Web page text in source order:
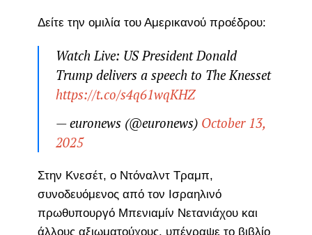
Δείτε την ομιλία του Αμερικανού προέδρου:
Watch Live: US President Donald
Trump delivers a speech to The Knesset
https://t.co/s4q61wqKHZ
— euronews (@euronews) October 13,
2025
Στην Κνεσέτ, ο Ντόναλντ Τραμπ,
συνοδευόμενος από τον Ισραηλινό
πρωθυπουργό Μπενιαμίν Νετανιάχου και
άλλους αξιωματούχους, υπέγραψε το βιβλίο